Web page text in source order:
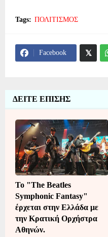
Tags: ΠΟΛΙΤΙΣΜΟΣ
Facebook
ΔΕΙΤΕ ΕΠΙΣΗΣ
Το "The Beatles
Symphonic Fantasy"
έρχεται στην Ελλάδα με
την Κρατική Ορχήστρα
Αθηνών.